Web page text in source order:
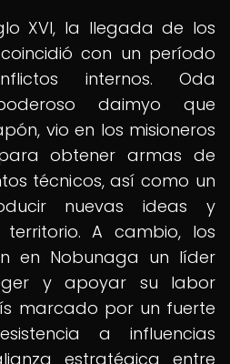
XVI, la llegada de los
con un período
internos. Oda
daimyo que
vio en los misioneros
obtener armas de
técnicos, así como un
nuevas ideas y
A cambio, los
en Nobunaga un líder
y apoyar su labor
marcado por un fuerte
a influencias
estratégica entre